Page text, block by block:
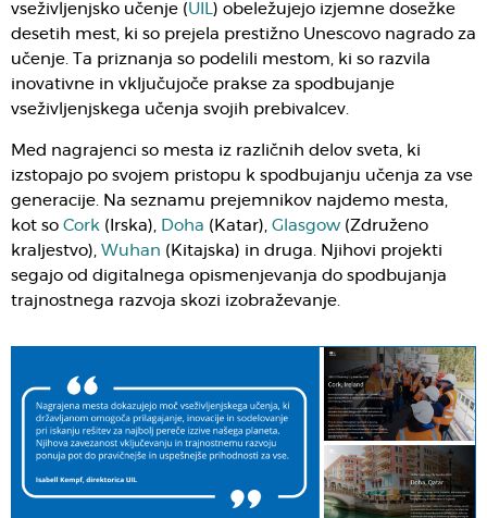
vseživljenjsko učenje (UIL) obeležujejo izjemne dosežke
desetih mest, ki so prejela prestižno Unescovo nagrado za
učenje. Ta priznanja so podelili mestom, ki so razvila
inovativne in vključujoče prakse za spodbujanje
vseživljenjskega učenja svojih prebivalcev.
Med nagrajenci so mesta iz različnih delov sveta, ki
izstopajo po svojem pristopu k spodbujanju učenja za vse
generacije. Na seznamu prejemnikov najdemo mesta,
kot so Cork (Irska), Doha (Katar), Glasgow (Združeno
kraljestvo), Wuhan (Kitajska) in druga. Njihovi projekti
segajo od digitalnega opismenjevanja do spodbujanja
trajnostnega razvoja skozi izobraževanje.